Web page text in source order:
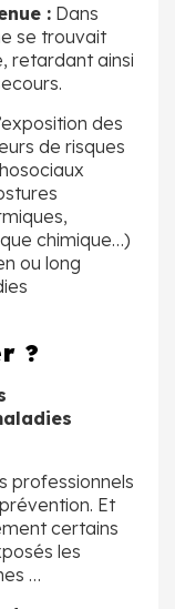
: Dans
se trouvait
retardant ainsi
des
de risques
chimique…)
ou long
?
professionnels
Et
certains
les
…